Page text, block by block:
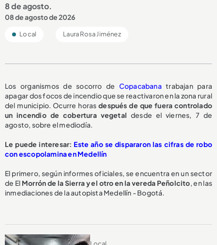
8 de agosto.
08 de agosto de 2026
Local Laura Rosa Jiménez
Los organismos de socorro de Copacabana trabajan para
apagar dos focos de incendio que se reactivaron en la zona rural
del municipio. Ocurre horasdespués de que fuera controlado
un incendio de cobertura vegetal desde el viernes, 7 de
agosto, sobre el mediodía.
Le puede interesar: Este año se dispararon las cifras de robo
con escopolamina en Medellín
El primero, según informes oficiales, se encuentra en un sector
de El Morrón de la Sierra y el otro en la vereda Peñolcito, en las
inmediaciones de la autopista Medellín - Bogotá.